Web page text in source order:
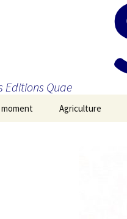
Editions Quae
Agriculture